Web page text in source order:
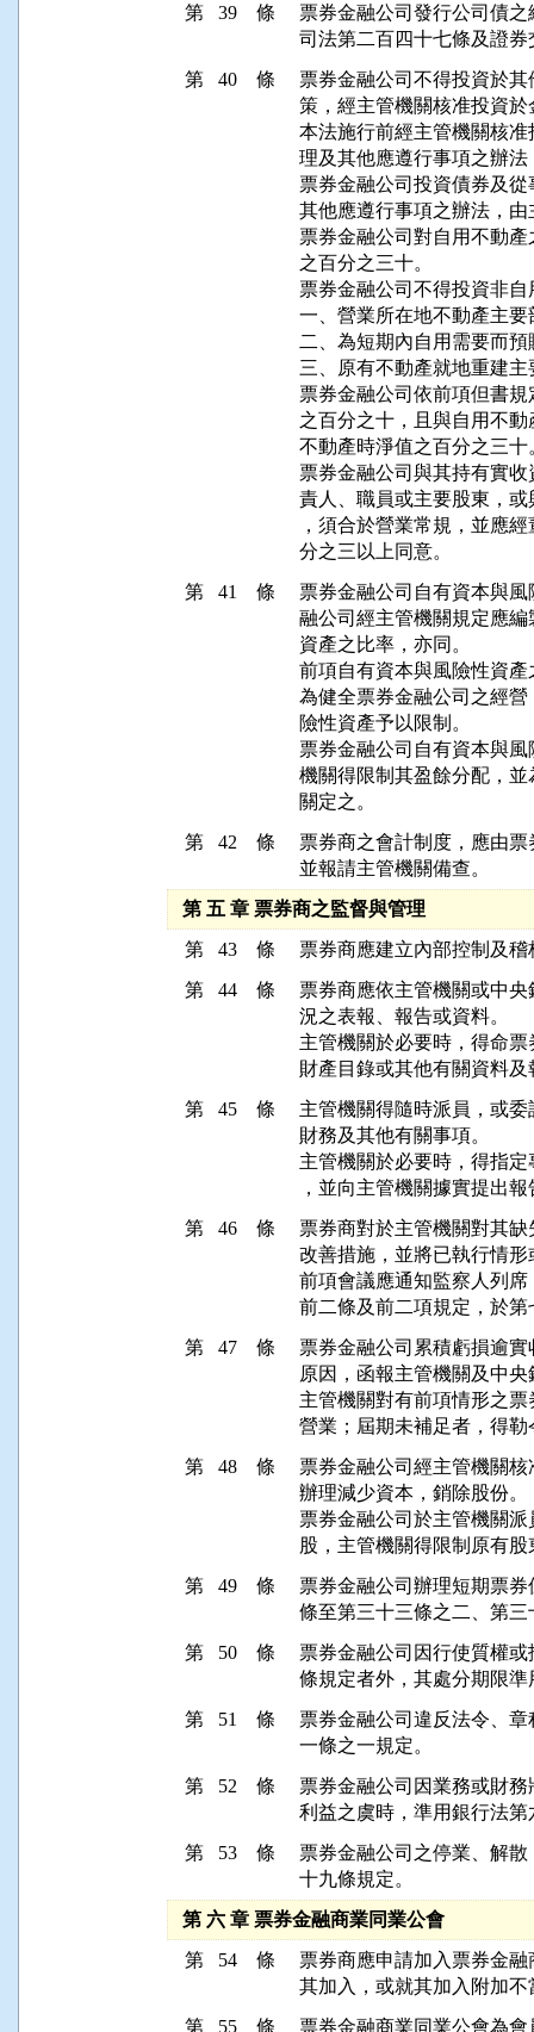
第 39 條
票券金融公司發行公司債
司法第二百四十七條及證
第 40 條
票券金融公司不得投資於
策，經主管機關核准投資
本法施行前經主管機關核
理及其他應遵行事項之辦
票券金融公司投資債券及
其他應遵行事項之辦法，
票券金融公司對自用不動
之百分之三十。
票券金融公司不得投資非
一、營業所在地不動產主
二、為短期內自用需要而預
三、原有不動產就地重建
票券金融公司依前項但書
之百分之十，且與自用不
不動產時淨值之百分之三十
票券金融公司與其持有實
責人、職員或主要股東，
，須合於營業常規，並應
分之三以上同意。
第 41 條
票券金融公司自有資本與
融公司經主管機關規定應
資產之比率，亦同。
前項自有資本與風險性資
為健全票券金融公司之經
險性資產予以限制。
票券金融公司自有資本與
機關得限制其盈餘分配，
關定之。
第 42 條
票券商之會計制度，應由
並報請主管機關備查。
第 五 章 票券商之監督與管理
第 43 條
票券商應建立內部控制及
第 44 條
票券商應依主管機關或中
況之表報、報告或資料。
主管機關於必要時，得命
財產目錄或其他有關資料及
第 45 條
主管機關得隨時派員，或
財務及其他有關事項。
主管機關於必要時，得指
，並向主管機關據實提出
第 46 條
票券商對於主管機關對其
改善措施，並將已執行情
前項會議應通知監察人列
前二條及前二項規定，於
第 47 條
票券金融公司累積虧損逾
原因，函報主管機關及中央
主管機關對有前項情形之
營業；屆期未補足者，得勒
第 48 條
票券金融公司經主管機關
辦理減少資本，銷除股份。
票券金融公司於主管機關
股，主管機關得限制原有
第 49 條
票券金融公司辦理短期票
條至第三十三條之二、第
第 50 條
票券金融公司因行使質權
條規定者外，其處分期限
第 51 條
票券金融公司違反法令、
一條之一規定。
第 52 條
票券金融公司因業務或財
利益之虞時，準用銀行法
第 53 條
票券金融公司之停業、解
十九條規定。
第 六 章 票券金融商業同業公會
第 54 條
票券商應申請加入票券金
其加入，或就其加入附加不
第 55 條
票券金融商業同業公會為